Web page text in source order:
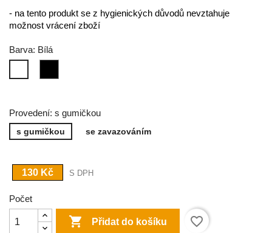
- na tento produkt se z hygienických důvodů nevztahuje
možnost vrácení zboží
Barva: Bílá
Provedení: s gumičkou
s gumičkou se zavazováním
130 Kč S DPH
Počet
 Přidat do košíku favorite_border